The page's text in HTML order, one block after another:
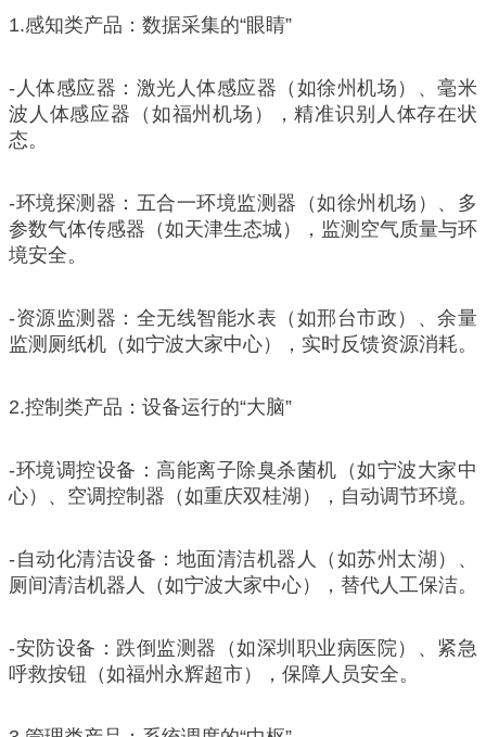
1.感知类产品：数据采集的“眼睛”
-人体感应器：激光人体感应器（如徐州机场）、毫米
波人体感应器（如福州机场），精准识别人体存在状
态。
-环境探测器：五合一环境监测器（如徐州机场）、多
参数气体传感器（如天津生态城），监测空气质量与环
境安全。
-资源监测器：全无线智能水表（如邢台市政）、余量
监测厕纸机（如宁波大家中心），实时反馈资源消耗。
2.控制类产品：设备运行的“大脑”
-环境调控设备：高能离子除臭杀菌机（如宁波大家中
心）、空调控制器（如重庆双桂湖），自动调节环境。
-自动化清洁设备：地面清洁机器人（如苏州太湖）、
厕间清洁机器人（如宁波大家中心），替代人工保洁。
-安防设备：跌倒监测器（如深圳职业病医院）、紧急
呼救按钮（如福州永辉超市），保障人员安全。